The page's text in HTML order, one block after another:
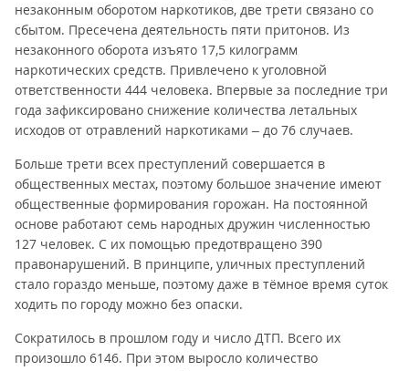
незаконным оборотом наркотиков, две трети связано со
сбытом. Пресечена деятельность пяти притонов. Из
незаконного оборота изъято 17,5 килограмм
наркотических средств. Привлечено к уголовной
ответственности 444 человека. Впервые за последние три
года зафиксировано снижение количества летальных
исходов от отравлений наркотиками – до 76 случаев.
Больше трети всех преступлений совершается в
общественных местах, поэтому большое значение имеют
общественные формирования горожан. На постоянной
основе работают семь народных дружин численностью
127 человек. С их помощью предотвращено 390
правонарушений. В принципе, уличных преступлений
стало гораздо меньше, поэтому даже в тёмное время суток
ходить по городу можно без опаски.
Сократилось в прошлом году и число ДТП. Всего их
произошло 6146. При этом выросло количество